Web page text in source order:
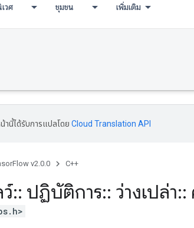
วศ ชุมชน เพิ่มเติม
านี้ได้รับการแปลโดย Cloud Translation API
v2.0.0 C++
:: ปฏิบัติการ:: ว่างเปล่า::